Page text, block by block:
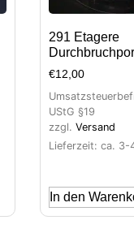
291 Etagere
€12,00
UStG §19
zzgl. Versand
Lieferzeit: ca. 3-
In den